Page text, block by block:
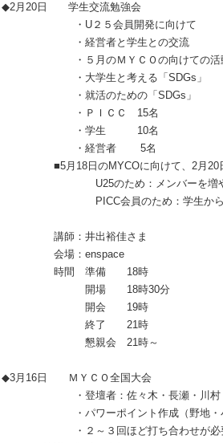
◆2月 20 日 学生交流勉強会
・ U ２５会員開発に向けて
・経営者と学生との交流
・５月のＭＹＣＯの向けての活
・大学生と考える「 SDGs 」
・就活のための「 SDGs 」
・ＰＩＣＣ 15名
・学生 10名
・経営者
5名
■5月 18 日のMYCOに向けて、 2月 20
U25のため：メンバーを増
PICC会員のため：学生か
講師：井出裕佳さま
会場： enspace
時間 準備 18時
開場 18時30分
開会 19時
終了 21時
懇親会 21時～
◆3月 16 日 ＭＹＣＯ全国大会
・登壇者：佐々木・長瀬・川村
・パワーポイント作成（野地・小林
・２～３回ほど打ち合わせが必